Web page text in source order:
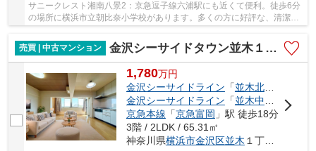
サニークレスト湘南八景2：京急逗子線六浦駅にも近くて便利。徒歩6分
の場所に横浜市立朝比奈小学校があります。多くの方に好評な、清潔感
売買 | 中古マンション
金沢シーサイドタウン並木１丁目第一住宅
1,780万円
金沢シーサイドライン 「並木北」駅 徒歩5
金沢シーサイドライン 「並木中央
」駅 徒
京急本線 「京急富岡 」駅 徒歩18分
3階 / 2LDK / 65.31㎡
神奈川県横浜市金沢区並木 １丁目9-10